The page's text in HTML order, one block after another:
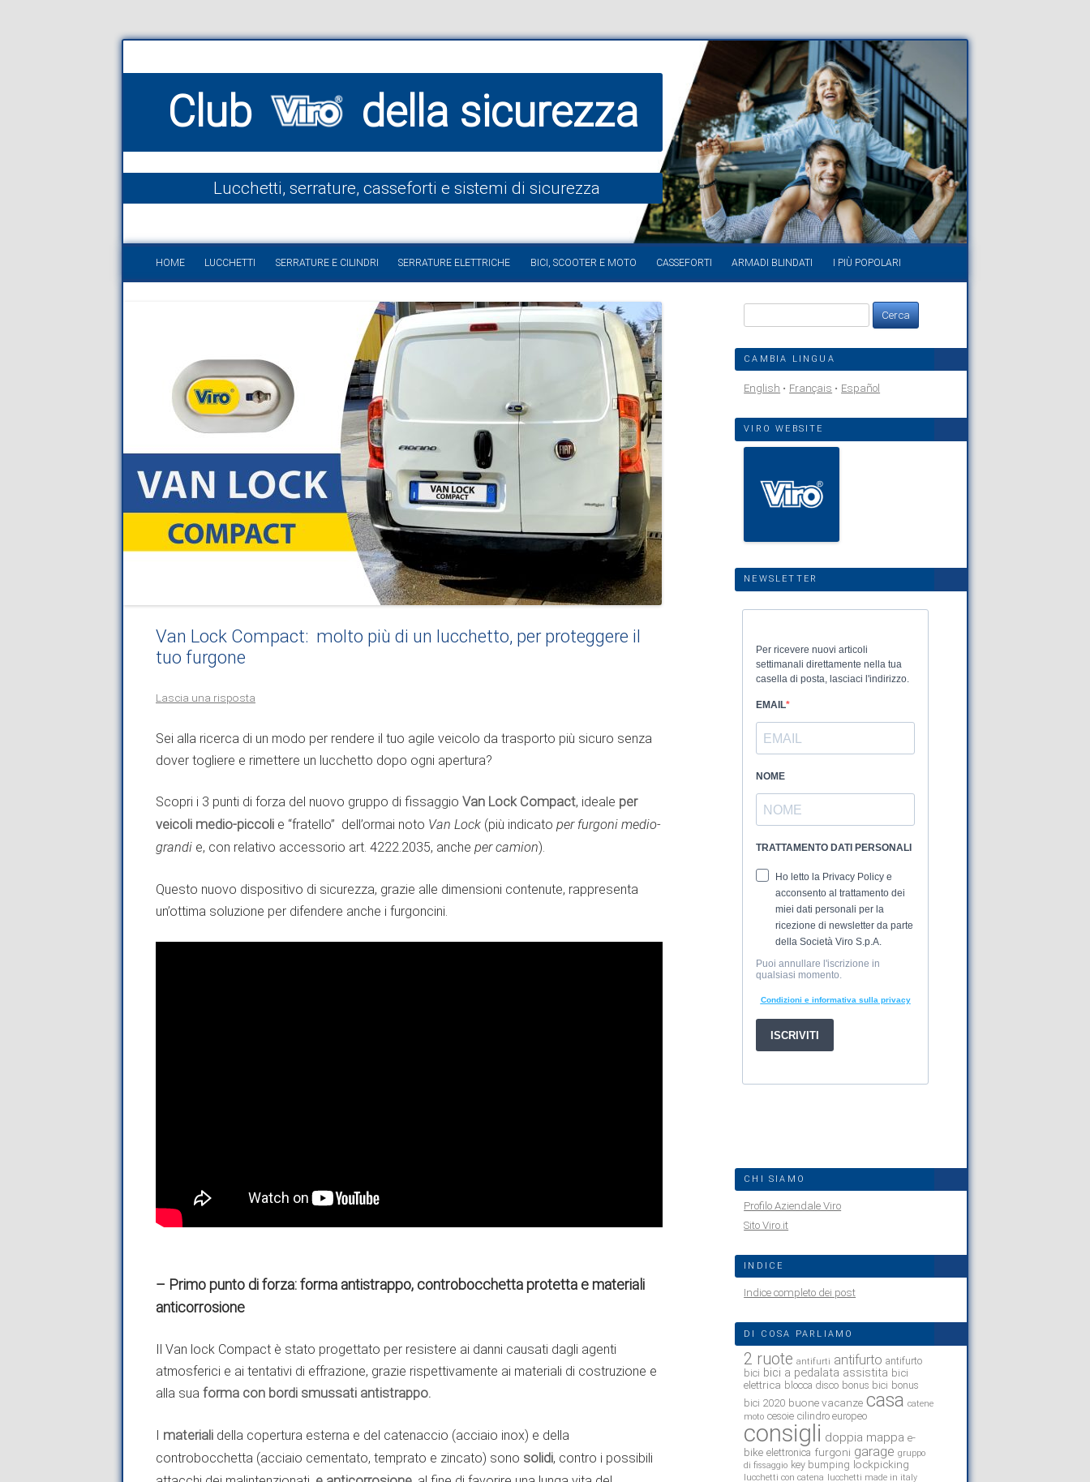
Club della sicurezza
Lucchetti, serrature, casseforti e sistemi di sicurezza
HOME LUCCHETTI SERRATURE E CILINDRI SERRATURE ELETTRICHE BICI, SCOOTER E MOTO CASSEFORTI ARMADI BLINDATI I PIÙ POPOLARI
Van Lock Compact: molto più di un lucchetto, per proteggere il
tuo furgone
Lascia una risposta
Sei alla ricerca di un modo per rendere il tuo agile veicolo da trasporto più sicuro senza
dover togliere e rimettere un lucchetto dopo ogni apertura?
Scopri i 3 punti di forza del nuovo gruppo di fissaggio Van Lock Compact, ideale per
veicoli medio-piccoli e “fratello” dell’ormai noto Van Lock (più indicato per furgoni medio-
grandi e, con relativo accessorio art. 4222.2035, anche per camion).
Questo nuovo dispositivo di sicurezza, grazie alle dimensioni contenute, rappresenta
un’ottima soluzione per difendere anche i furgoncini.
– Primo punto di forza: forma antistrappo, controbocchetta protetta e materiali
anticorrosione
Il Van lock Compact è stato progettato per resistere ai danni causati dagli agenti
atmosferici e ai tentativi di effrazione, grazie rispettivamente ai materiali di costruzione e
alla sua forma con bordi smussati antistrappo.
I materiali della copertura esterna e del catenaccio (acciaio inox) e della
controbocchetta (acciaio cementato, temprato e zincato) sono solidi, contro i possibili
per:
CAMBIA LINGUA
English Français Español
VIRO WEBSITE
NEWSLETTER
CHI SIAMO
Profilo Aziendale Viro
Sito Viro.it
INDICE
Indice completo dei post
DI COSA PARLIAMO
2 ruote antifurti antifurto antifurto
bici bici a pedalata assistita bici
elettrica blocca disco bonus bici bonus
bici 2020 buone vacanze casa catene
moto cesoie cilindro europeo
consigli doppia mappa e-
bike elettronica furgoni garage gruppo
di fissaggio key bumping lockpicking
lucchetti con catena lucchetti made in italy